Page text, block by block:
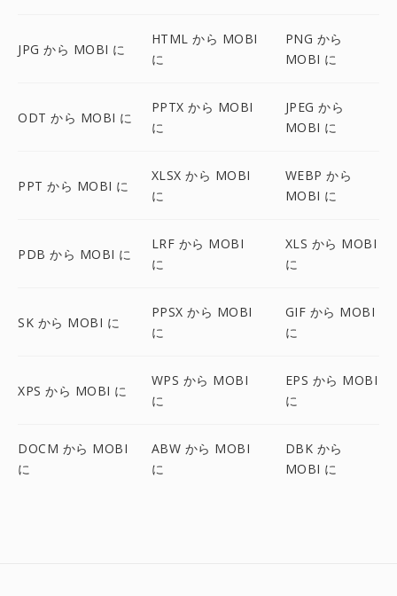
JPG から MOBI に
HTML から MOBI
に
PNG から
MOBI に
ODT から MOBI に
PPTX から MOBI
に
JPEG から
MOBI に
PPT から MOBI に
XLSX から MOBI
に
WEBP から
MOBI に
PDB から MOBI に
LRF から MOBI
に
XLS から MOBI
に
SK から MOBI に
PPSX から MOBI
に
GIF から MOBI
に
XPS から MOBI に
WPS から MOBI
に
EPS から MOBI
に
DOCM から MOBI
に
ABW から MOBI
に
DBK から
MOBI に